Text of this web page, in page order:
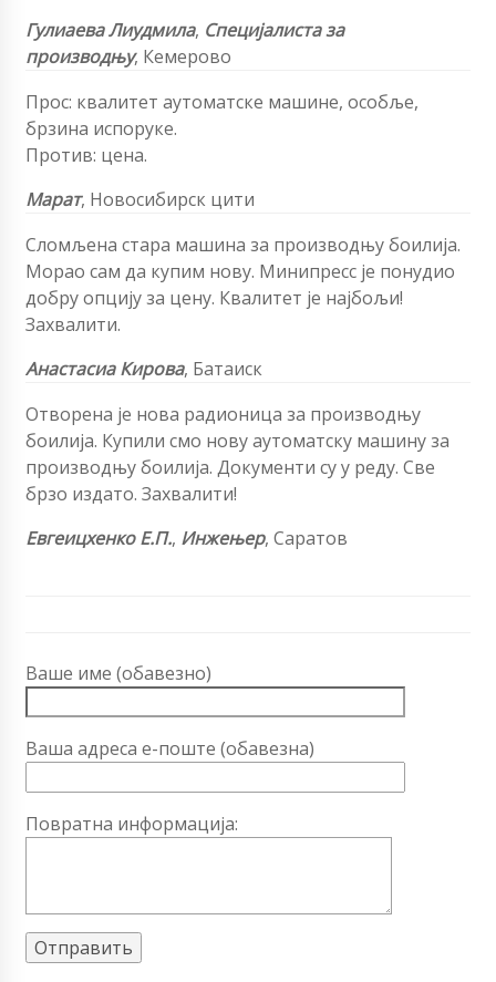
ГулиаеваЛиудмила, Специјалиста за
производњу, Кемерово
Прос: квалитет аутоматске машине, особље,
брзина испоруке.
Против: цена.
Марат, Новосибирск цити
Сломљена стара машина за производњу боилија.
Морао сам да купим нову. Минипресс је понудио
добру опцију за цену. Квалитет је најбољи!
Захвалити.
Анастасиа Кирова, Батаиск
Отворена је нова радионица за производњу
боилија. Купили смо нову аутоматску машину за
производњу боилија. Документи су у реду. Све
брзо издато. Захвалити!
Евгеицхенко Е.П., Инжењер, Саратов
Ваше име (обавезно)
Ваша адреса е-поште (обавезна)
Повратна информација: